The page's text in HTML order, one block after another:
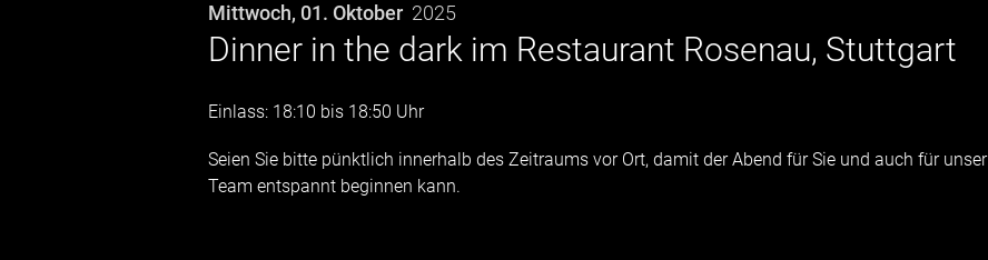
Mittwoch, 01. Oktober 2025
Dinner in the dark im Restaurant Rosenau, Stuttgart
Einlass: 18:10 bis 18:50 Uhr
Seien Sie bitte pünktlich innerhalb des Zeitraums vor Ort, damit der Abend für Sie und auch für unser
Team entspannt beginnen kann.